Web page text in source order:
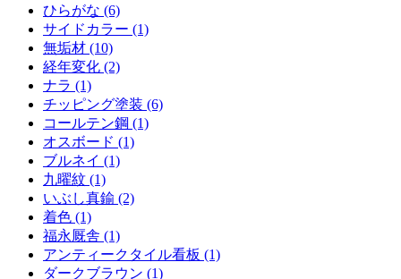
ひらがな (6)
サイドカラー (1)
無垢材 (10)
経年変化 (2)
ナラ (1)
チッピング塗装 (6)
コールテン鋼 (1)
オスボード (1)
ブルネイ (1)
九曜紋 (1)
いぶし真鍮 (2)
着色 (1)
福永厩舎 (1)
アンティークタイル看板 (1)
ダークブラウン (1)